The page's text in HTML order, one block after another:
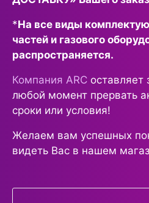
*На все виды
частей и газового
распространяется.
Компания ARC оставляет
любой момент прервать
сроки или условия!
Желаем вам успешных
видеть Вас в нашем